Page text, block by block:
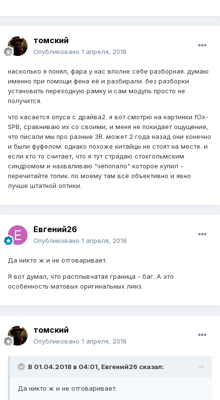
томский
Опубликовано 1 апреля, 2018
насколько я понял, фара у нас вполне себе разборная. думаю
именно при помощи фена её и разбирали. без разборки
установить переходную рамку и сам модуль просто не
получится.
что касается опуса с драйва2. я вот смотрю на картинки fOx-
SPB, сравниваю их со своими, и меня не покидает ощущение,
что писали мы про разные 3R. может 2 года назад они конечно
и были фуфелом. однако похоже китайцы не стоят на месте. и
если кто то считает, что я тут страдаю стокгольмским
синдромом и нахваливаю "чёпопало" которое купил -
перечитайте топик. по моему там всё объективно и явно
лучше штатной оптики.
Евгений26
Опубликовано 1 апреля, 2018
Да никто ж и не отговаривает.
Я вот думал, что расплывчатая граница - баг. А это
особенность матовых оригинальных линз.
томский
Опубликовано 1 апреля, 2018
В 01.04.2018 в 04:01, Евгений26 сказал:
Да никто ж и не отговаривает.